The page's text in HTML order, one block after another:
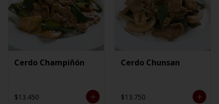
Cerdo Champiñón
$13.450
Cerdo Chunsan
$13.750